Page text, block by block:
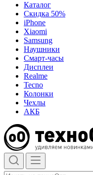
Каталог
Скидка 50%
iPhone
Xiaomi
Samsung
Наушники
Смарт-часы
Дисплеи
Realme
Tecno
Колонки
Чехлы
АКБ